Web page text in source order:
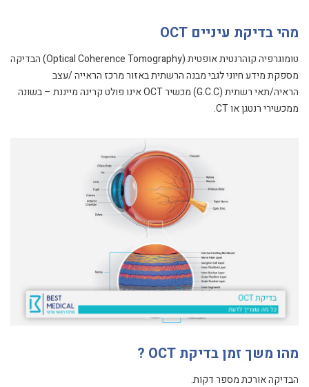
מהי בדיקת עיניים OCT
טומוגרפיה קוהרנטית אופטית (Optical Coherence Tomography)
הבדיקה
מספקת מידע חיוני לגבי מבנה הרשתית באזור מרכז הראייה /עצב
הראיה/תאי רשתית (G.C.C)
מכשיר OCT אינו פולט קרינה מייננת – בשונה
ממכשירי רנטגן או CT.
מהו משך זמן בדיקת OCT ?
הבדיקה אורכת מספר דקות.